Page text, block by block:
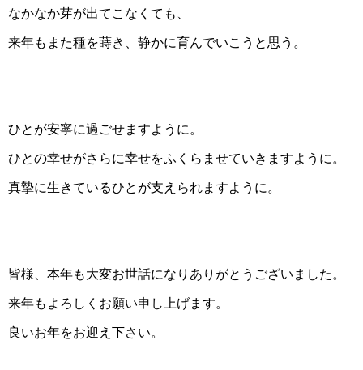
なかなか芽が出てこなくても、
来年もまた種を蒔き、静かに育んでいこうと思う。
ひとが安寧に過ごせますように。
ひとの幸せがさらに幸せをふくらませていきますように。
真摯に生きているひとが支えられますように。
皆様、本年も大変お世話になりありがとうございました。
来年もよろしくお願い申し上げます。
良いお年をお迎え下さい。